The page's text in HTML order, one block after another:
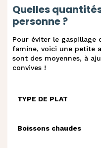
fromage frais
Sandwichs &
x. Bagel saumon et
y.
Sandwich
frais
z.
Mini chaussons
Quelles
personne ?
Pour éviter le gaspillage
famine, voici une petite
sont des moyennes, à
convives !
TYPE DE PLAT
Boissons chaudes